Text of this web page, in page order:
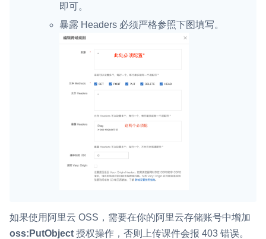
即可。
暴露 Headers 必须严格参照下图填写。
如果使用阿里云 OSS，需要在你的阿里云存储账号中增加
oss:PutObject 授权操作，否则上传课件会报 403 错误。